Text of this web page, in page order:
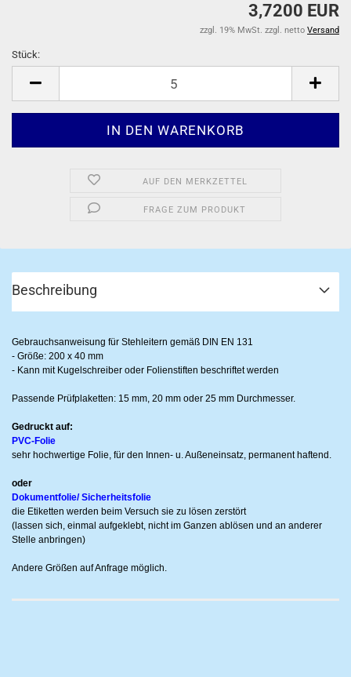
3,7200 EUR
zzgl. 19% MwSt. zzgl. netto Versand
Stück:
AUF DEN MERKZETTEL
FRAGE ZUM PRODUKT
Beschreibung
Gebrauchsanweisung für Stehleitern gemäß DIN EN 131
- Größe: 200 x 40 mm
- Kann mit Kugelschreiber oder Folienstiften beschriftet werden
Passende Prüfplaketten: 15 mm, 20 mm oder 25 mm Durchmesser.
Gedruckt auf:
PVC-Folie
sehr hochwertige Folie, für den Innen- u. Außeneinsatz, permanent haftend.
oder
Dokumentfolie/ Sicherheitsfolie
die Etiketten werden beim Versuch sie zu lösen zerstört
(lassen sich, einmal aufgeklebt, nicht im Ganzen ablösen und an anderer
Stelle anbringen)
Andere Größen auf Anfrage möglich.